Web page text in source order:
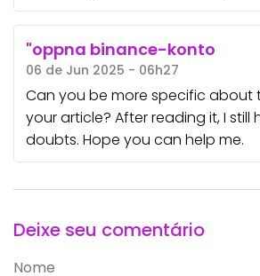
"oppna binance-konto
06 de Jun 2025 - 06h27
Can you be more specific about
your article? After reading it, I still
doubts. Hope you can help me.
Deixe seu comentário